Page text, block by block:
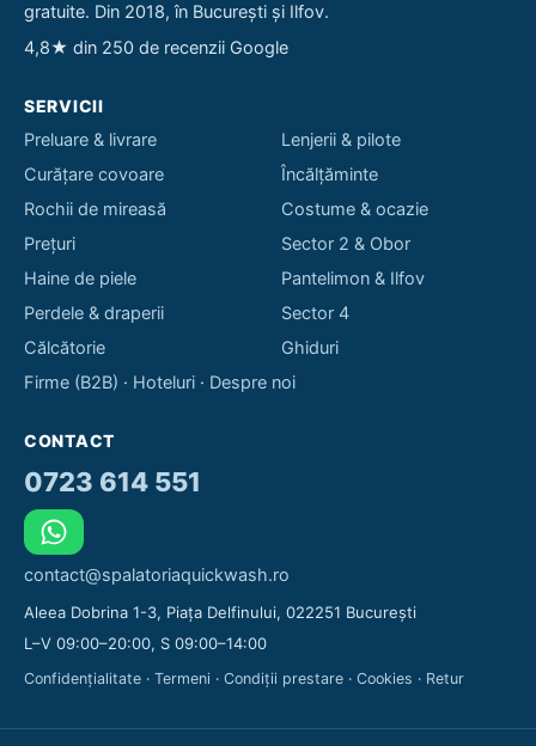
gratuite. Din 2018, în București și Ilfov.
4,8★ din 250 de recenzii Google
SERVICII
Preluare & livrare
Curățare covoare
Rochii de mireasă
Prețuri
Haine de piele
Perdele & draperii
Călcătorie
Lenjerii & pilote
Încălțăminte
Costume & ocazie
Sector 2 & Obor
Pantelimon & Ilfov
Sector 4
Ghiduri
Firme (B2B) · Hoteluri · Despre noi
CONTACT
0723 614 551
contact@spalatoriaquickwash.ro
Aleea Dobrina 1-3, Piața Delfinului, 022251 București
L–V 09:00–20:00, S 09:00–14:00
Confidențialitate · Termeni · Condiții prestare · Cookies · Retur